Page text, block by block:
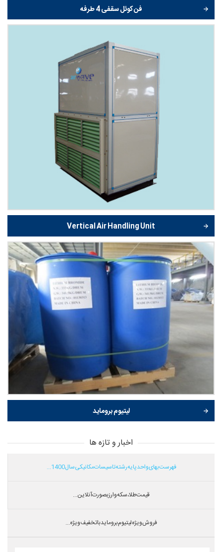
فن کوئل سقفی 4 طرفه
Vertical Air Handling Unit
لیتیوم بروماید
اخبار و تازه ها
فهرست بهای واحد پایه رشته تاسیسات مکانیکی سال 1400...
قیمت طلا،سکه و ارز بصورت آنلاین...
فروش ویژه لیتیوم بروماید با تخفیف ویژه...